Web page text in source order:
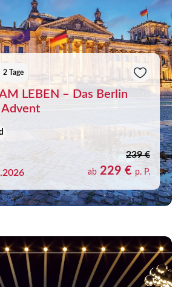
2 Tage
LEBEN – Das Berlin
239 €
ab 229 € p. P.